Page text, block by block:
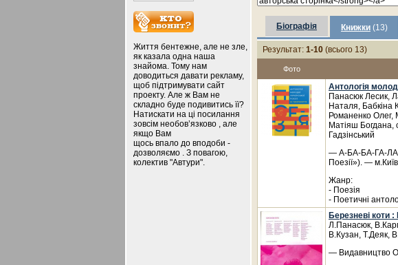
Життя бентежне, але не зле,
як казала одна наша
знайома. Тому нам
доводиться давати рекламу,
щоб підтримувати сайт
проекту. Але ж Вам не
складно буде подивитись її?
Натискати на ці посилання
зовсім необов’язково , але
якщо Вам
щось впало до вподоби -
дозволяємо . З повагою,
колектив "Автури".
Біографія Книжки (13)
Результат: 1-10 (всього 13)
Фото
Антологія
Панасюк Лесик,
Наталя, Бабкіна
Романенко
Матіяш Богдана,
Гадзінський
— А-БА-БА-ГА-ЛА-
Поезії»). — м.Київ
Жанр:
- Поезія
- Поетичні
Березневі коти :
Л.Панасюк,
В.Кузан, Т.Деяк,
— Видавництво